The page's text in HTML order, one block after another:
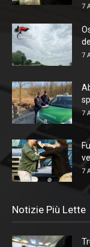
7
7
7
7
Notizie Più Lette